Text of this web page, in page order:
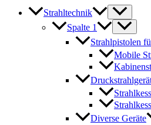
Strahltechnik
Spalte 1
Strahlpistolen
Mobile
Diverse Geräte